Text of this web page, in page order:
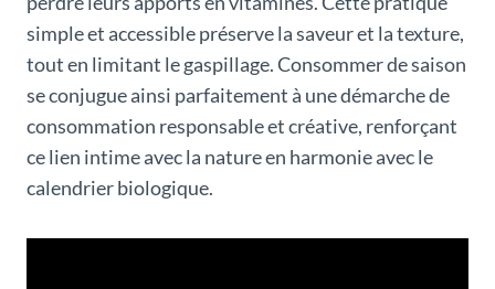
simple et accessible préserve la saveur et la texture,
tout en limitant le gaspillage. Consommer de saison
se conjugue ainsi parfaitement à une démarche de
consommation responsable et créative, renforçant
ce lien intime avec la nature en harmonie avec le
calendrier biologique.